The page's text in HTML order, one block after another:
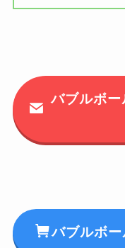
バブルボー
バブルボ